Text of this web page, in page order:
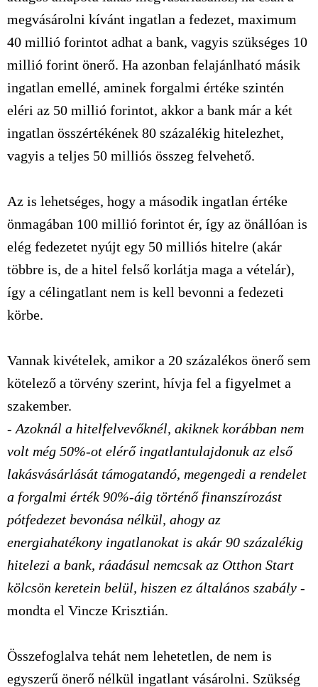
megvásárolni kívánt ingatlan a fedezet, maximum
40 millió forintot adhat a bank, vagyis szükséges 10
millió forint önerő. Ha azonban felajánlható másik
ingatlan emellé, aminek forgalmi értéke szintén
eléri az 50 millió forintot, akkor a bank már a két
ingatlan összértékének 80 százalékig hitelezhet,
vagyis a teljes 50 milliós összeg felvehető.
Az is lehetséges, hogy a második ingatlan értéke
önmagában 100 millió forintot ér, így az önállóan is
elég fedezetet nyújt egy 50 milliós hitelre (akár
többre is, de a hitel felső korlátja maga a vételár),
így a célingatlant nem is kell bevonni a fedezeti
körbe.
Vannak kivételek, amikor a 20 százalékos önerő sem
kötelező a törvény szerint, hívja fel a figyelmet a
szakember.
- Azoknál a hitelfelvevőknél, akiknek korábban nem
volt még 50%-ot elérő ingatlantulajdonuk az első
lakásvásárlását támogatandó, megengedi a rendelet
a forgalmi érték 90%-áig történő finanszírozást
pótfedezet bevonása nélkül, ahogy az
energiahatékony ingatlanokat is akár 90 százalékig
hitelezi a bank, ráadásul nemcsak az Otthon Start
kölcsön keretein belül, hiszen ez általános szabály -
mondta el Vincze Krisztián.
Összefoglalva tehát nem lehetetlen, de nem is
egyszerű önerő nélkül ingatlant vásárolni. Szükség